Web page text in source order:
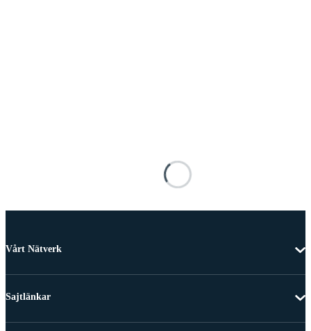
Vårt Nätverk
Sajtlänkar